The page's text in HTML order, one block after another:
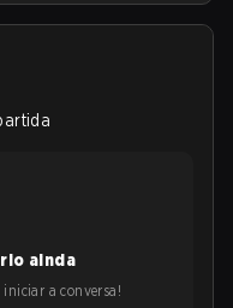
ainda
a conversa!